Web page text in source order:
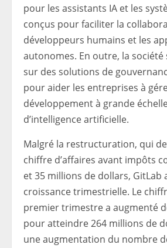
pour les assistants IA et les
conçus pour faciliter la
développeurs humains et les
autonomes. En outre, la société
sur des solutions de
pour aider les entreprises à
développement à grande
d’intelligence artificielle.
Malgré la restructuration, qui
chiffre d’affaires avant impôts
et 35 millions de dollars, GitLab
croissance trimestrielle. Le
premier trimestre a augmenté
pour atteindre 264 millions de
une augmentation du nombre